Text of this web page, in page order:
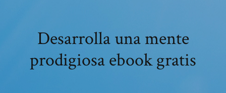
Desarrolla una mente
prodigiosa ebook gratis